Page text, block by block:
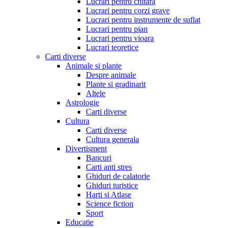
Lucrari pentru corzi grave
Lucrari pentru instrumente de suflat
Lucrari pentru pian
Lucrari pentru vioara
Lucrari teoretice
Carti diverse
Animale si plante
Despre animale
Plante si gradinarit
Altele
Astrologie
Carti diverse
Cultura
Carti diverse
Cultura generala
Divertisment
Bancuri
Carti anti stres
Ghiduri de calatorie
Ghiduri turistice
Harti si Atlase
Science fiction
Sport
Educatie